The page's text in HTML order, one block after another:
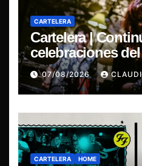
CARTELERA
Cartelera |
celebraciones del
Blues”, La Rox
sábado en
07/08/2026
CARTELERA HOME